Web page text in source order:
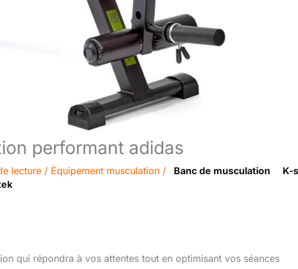
performant adidas
lecture / Équipement musculation / Banc de musculation
K-
qui répondra à vos attentes tout en optimisant vos séances